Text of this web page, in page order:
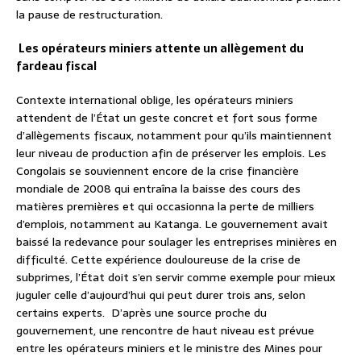
la pause de restructuration.
Les opérateurs miniers attente un allègement du
fardeau fiscal
Contexte international oblige, les opérateurs miniers
attendent de l’État un geste concret et fort sous forme
d’allègements fiscaux, notamment pour qu’ils maintiennent
leur niveau de production afin de préserver les emplois. Les
Congolais se souviennent encore de la crise financière
mondiale de 2008 qui entraîna la baisse des cours des
matières premières et qui occasionna la perte de milliers
d’emplois, notamment au Katanga. Le gouvernement avait
baissé la redevance pour soulager les entreprises minières en
difficulté. Cette expérience douloureuse de la crise de
subprimes, l’État doit s’en servir comme exemple pour mieux
juguler celle d’aujourd’hui qui peut durer trois ans, selon
certains experts. D’après une source proche du
gouvernement, une rencontre de haut niveau est prévue
entre les opérateurs miniers et le ministre des Mines pour